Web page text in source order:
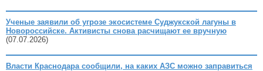
Ученые заявили об угрозе экосистеме Суджукской лагуны в
Новороссийске. Активисты снова расчищают ее вручную
(07.07.2026)
Власти Краснодара сообщили, на каких АЗС можно заправиться